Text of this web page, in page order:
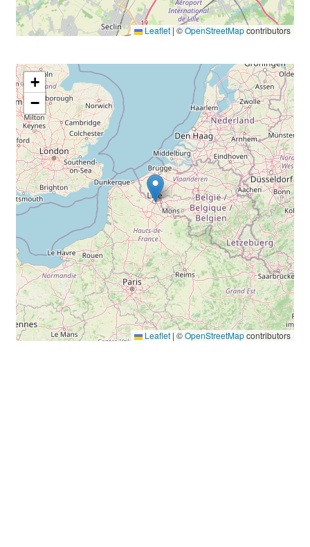
Leaflet| ©OpenStreetMapcontributors
+
−
Leaflet | ©OpenStreetMapcontributors